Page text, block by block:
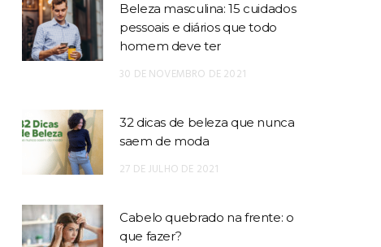
Beleza masculina: 15 cuidados
pessoais e diários que todo
homem deve ter
30 DE NOVEMBRO DE 2021
32 dicas de beleza que nunca
saem de moda
27 DE JULHO DE 2021
Cabelo quebrado na frente: o
que fazer?